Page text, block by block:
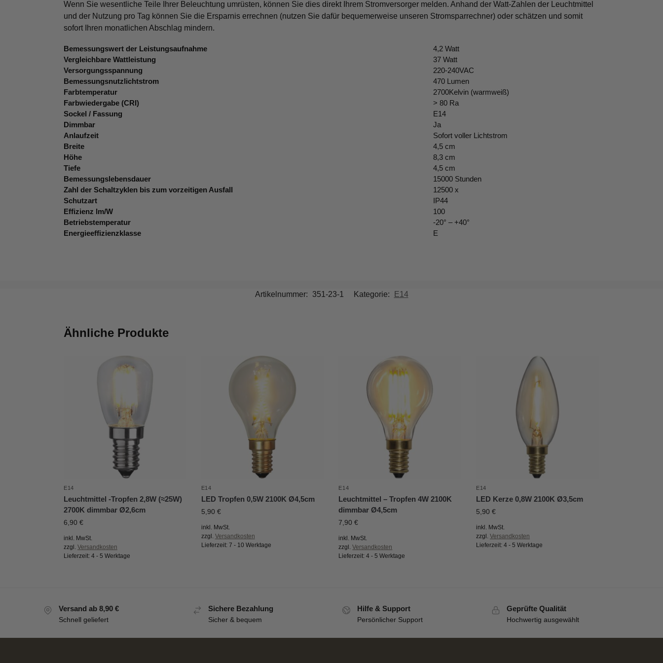
Wenn Sie wesentliche Teile Ihrer Beleuchtung umrüsten, können Sie dies direkt Ihrem Stromversorger melden. Anhand der Watt-Zahlen der Leuchtmittel
und der Nutzung pro Tag können Sie die Ersparnis errechnen (nutzen Sie dafür bequemerweise unseren Stromsparrechner) oder schätzen und somit
sofort Ihren monatlichen Abschlag mindern.
Bemessungswert der Leistungsaufnahme
4,2 Watt
Vergleichbare Wattleistung
37 Watt
Versorgungsspannung
220-240VAC
Bemessungsnutzlichtstrom
470 Lumen
Farbtemperatur
2700Kelvin (warmweiß)
Farbwiedergabe (CRI)
> 80 Ra
Sockel / Fassung
E14
Dimmbar
Ja
Anlaufzeit
Sofort voller Lichtstrom
Breite
4,5 cm
Höhe
8,3 cm
Tiefe
4,5 cm
Bemessungslebensdauer
15000 Stunden
Zahl der Schaltzyklen bis zum vorzeitigen Ausfall
12500 x
Schutzart
IP44
Effizienz lm/W
100
Betriebstemperatur
-20° – +40°
Energieeffizienzklasse
E
Artikelnummer: 351-23-1 Kategorie: E14
Ähnliche Produkte
E14
Leuchtmittel -Tropfen 2,8W (≈25W)
2700K dimmbar Ø2,6cm
6,90 €
inkl. MwSt.
zzgl. Versandkosten
Lieferzeit: 4 - 5 Werktage
E14
LED Tropfen 0,5W 2100K Ø4,5cm
5,90 €
inkl. MwSt.
zzgl. Versandkosten
Lieferzeit: 7 - 10 Werktage
E14
Leuchtmittel – Tropfen 4W 2100K
dimmbar Ø4,5cm
7,90€
inkl. MwSt.
zzgl.Versandkosten
Lieferzeit:4 - 5 Werktage
E14
LED Kerze 0,8W 2100K Ø3,5cm
5,90€
inkl. MwSt.
zzgl.Versandkosten
Lieferzeit:4 - 5 Werktage
Versand ab 8,90 €
Schnell geliefert
Sichere Bezahlung
Sicher & bequem
Hilfe & Support
Persönlicher Support
Geprüfte Qualität
Hochwertig ausgewählt